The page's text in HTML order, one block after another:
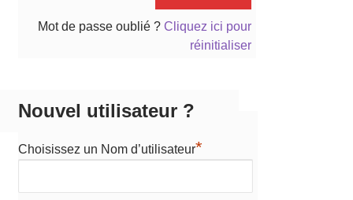
Mot de passe oublié ? Cliquez ici pour
réinitialiser
Nouvel utilisateur ?
Choisissez un Nom d’utilisateur*